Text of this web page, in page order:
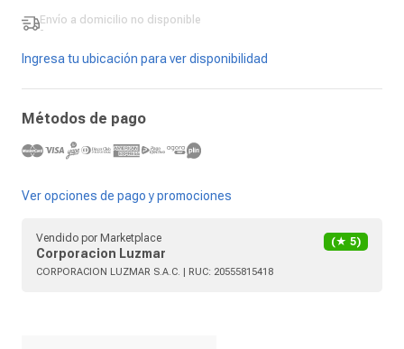
Envío a domicilio no disponible
-
Ingresa tu ubicación para ver disponibilidad
Métodos de pago
Ver opciones de pago y promociones
Vendido por Marketplace
Corporacion Luzmar
(★ 5)
CORPORACION LUZMAR S.A.C. | RUC: 20555815418